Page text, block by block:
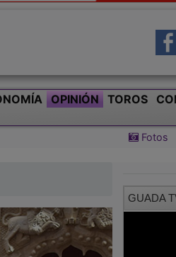
OPINIÓN TOROS
Fotos
GUADA